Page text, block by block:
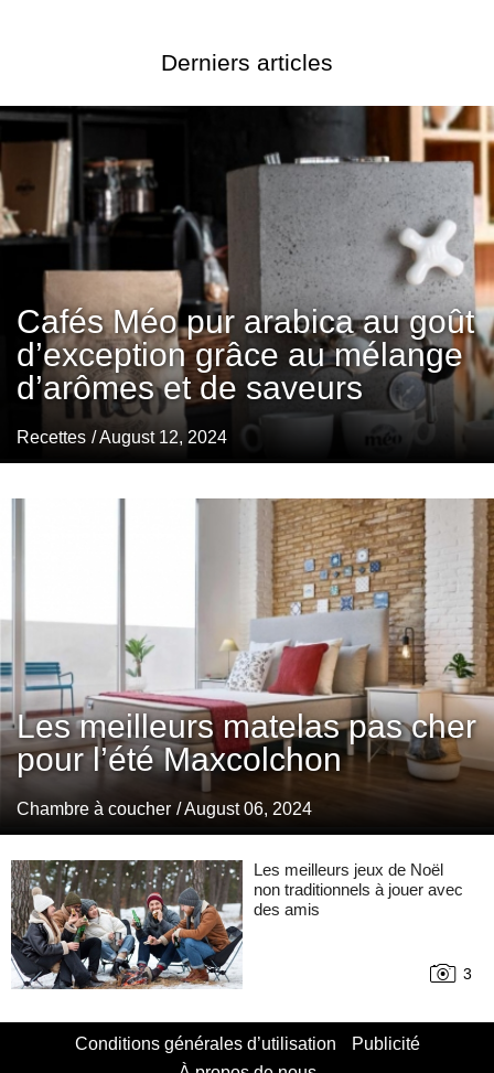
Derniers articles
Cafés Méo pur arabica au goût
d’exception grâce au mélange
d’arômes et de saveurs
Recettes / August 12, 2024
Les meilleurs matelas pas cher
pour l’été Maxcolchon
Chambre à coucher / August 06, 2024
Les meilleurs jeux de Noël
non traditionnels à jouer avec
des amis
3
Conditions générales d’utilisation
Publicité